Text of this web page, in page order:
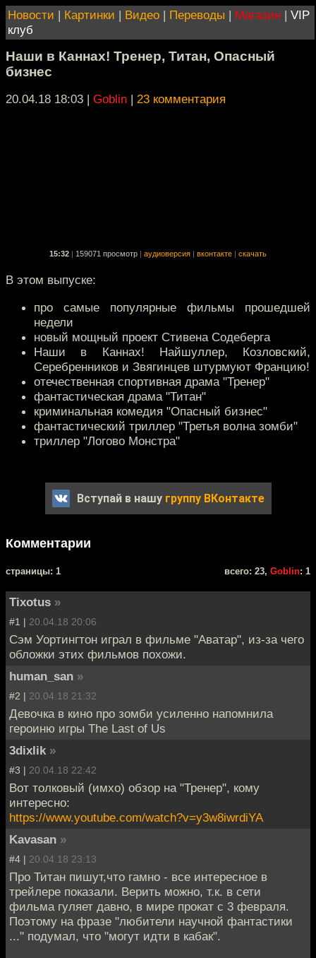
Новости | Картинки | Видео | Переводы | Магазин | VIP
клуб
Наши в Каннах! Тренер, Титан, Опасный
бизнес
20.04.18 18:03 | Goblin | 23 комментария
15:32 159071 просмотр аудиоверсия вконтакте скачать
В этом выпуске:
про самые популярные фильмы прошедшей
недели
новый мощный проект Стивена Содеберга
Наши в Каннах! Найшуллер, Козловский,
Серебренников и Звягинцев штурмуют Францию!
отечественная спортивная драма "Тренер"
фантастическая драма "Титан"
криминальная комедия "Опасный бизнес"
фантастический триллер "Третья волна зомби"
триллер "Логово Монстра"
Вступай в нашу группу ВКонтакте
Комментарии
cтраницы: 1 всего: 23, Goblin: 1
Tixotus »
#1 | 20.04.18 20:06
Сэм Уортингтон играл в фильме "Аватар", из-за чего
обложки этих фильмов похожи.
human_san »
#2 | 20.04.18 21:32
Девочка в кино про зомби усиленно напомнила
героиню игры The Last of Us
3dixlik »
#3 | 20.04.18 22:42
Вот толковый (имхо) обзор на "Тренер", кому
интересно:
https://www.youtube.com/watch?v=y3w8iwrdiYA
Kavasan »
#4 | 20.04.18 23:13
Про Титан пишут,что гамно - все интересное в
трейлере показали. Верить можно, т.к. в сети
фильма гуляет давно, в мире прокат с 3 февраля.
Поэтому на фразе "любители научной фантастики
..." подумал, что "могут идти в кабак".